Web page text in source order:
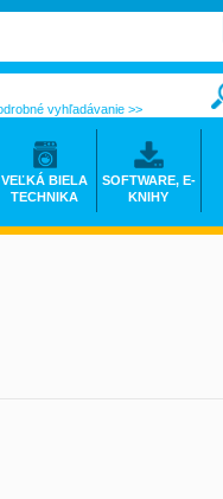
vyhľadávanie >>
VEĽKÁ BIELA
TECHNIKA
SOFTWARE, E-
KNIHY